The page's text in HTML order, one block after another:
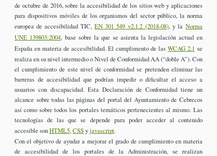
de octubre de 2016, sobre la accesibilidad de los sitios web y aplicaciones
para dispositivos móviles de los organismos del sector público, la norma
europea de accesibilidad TIC, EN 301 549 v2.1.2 (2018-08), y la Norma
UNE 139803:2004, base sobre la que se asienta la legislación actual en
España en materia de accesibilidad. El cumplimento de las WCAG 2.1 se
realiza en su nivel intermedio o Nivel de Conformidad AA (“doble A”). Con
el cumplimiento de este nivel de conformidad se pretenden eliminar las
barreras de accesibilidad que podrían impedir o dificultar el acceso a
usuarios con discapacidad. Esta Declaración de Conformidad tiene un
alcance sobre todas las páginas del portal del Ayuntamiento de Cebrecos
así como sobre todos los portales temáticos pertenecientes al mismo. Las
tecnologías de las que se depende para poder acceder al contenido
accesible sonHTML5, CSSyjavascript.
Con el objetivo de ayudar a mejorar el grado de cumplimiento en materia
de accesibilidad de los portales de la Administración, se realizan